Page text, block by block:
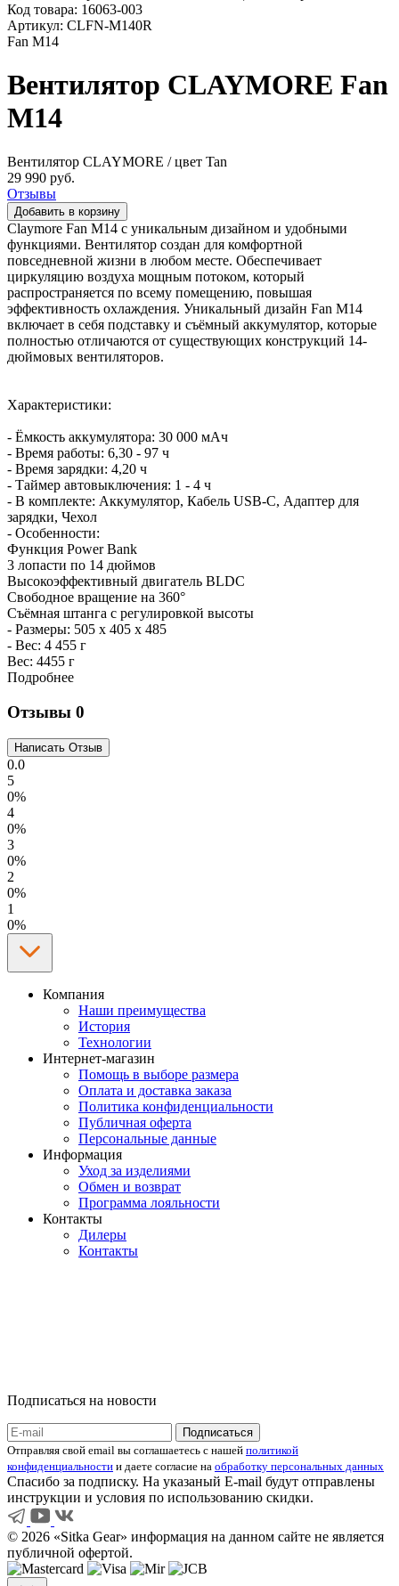
Код товара: 16063-003
Артикул: CLFN-M140R
Fan M14
Вентилятор CLAYMORE Fan
M14
Вентилятор CLAYMORE / цвет Tan
29 990 руб.
Отзывы
Claymore Fan M14 с уникальным дизайном и удобными
функциями. Вентилятор создан для комфортной
повседневной жизни в любом месте. Обеспечивает
циркуляцию воздуха мощным потоком, который
распространяется по всему помещению, повышая
эффективность охлаждения. Уникальный дизайн Fan M14
включает в себя подставку и съёмный аккумулятор, которые
полностью отличаются от существующих конструкций 14-
дюймовых вентиляторов.
Характеристики:
- Ёмкость аккумулятора: 30 000 мАч
- Время работы: 6,30 - 97 ч
- Время зарядки: 4,20 ч
- Таймер автовыключения: 1 - 4 ч
- В комплекте: Аккумулятор, Кабель USB-C, Адаптер для
зарядки, Чехол
- Особенности:
Функция Power Bank
3 лопасти по 14 дюймов
Высокоэффективный двигатель BLDC
Свободное вращение на 360°
Съёмная штанга с регулировкой высоты
- Размеры: 505 х 405 х 485
- Вес: 4 455 г
Вес: 4455 г
Подробнее
Отзывы 0
0.0
5
0%
4
0%
3
0%
2
0%
1
0%
Компания
Наши преимущества
История
Технологии
Интернет-магазин
Помощь в выборе размера
Оплата и доставка заказа
Политика конфиденциальности
Публичная оферта
Персональные данные
Информация
Уход за изделиями
Обмен и возврат
Программа лояльности
Контакты
Дилеры
Контакты
Подписаться на новости
Отправляя свой email вы соглашаетесь с нашей политикой
конфиденциальности и даете согласие на обработку персональных данных
Спасибо за подписку. На указаный E-mail будут отправлены
инструкции и условия по использованию скидки.
© 2026 «Sitka Gear» информация на данном сайте не является
публичной офертой.